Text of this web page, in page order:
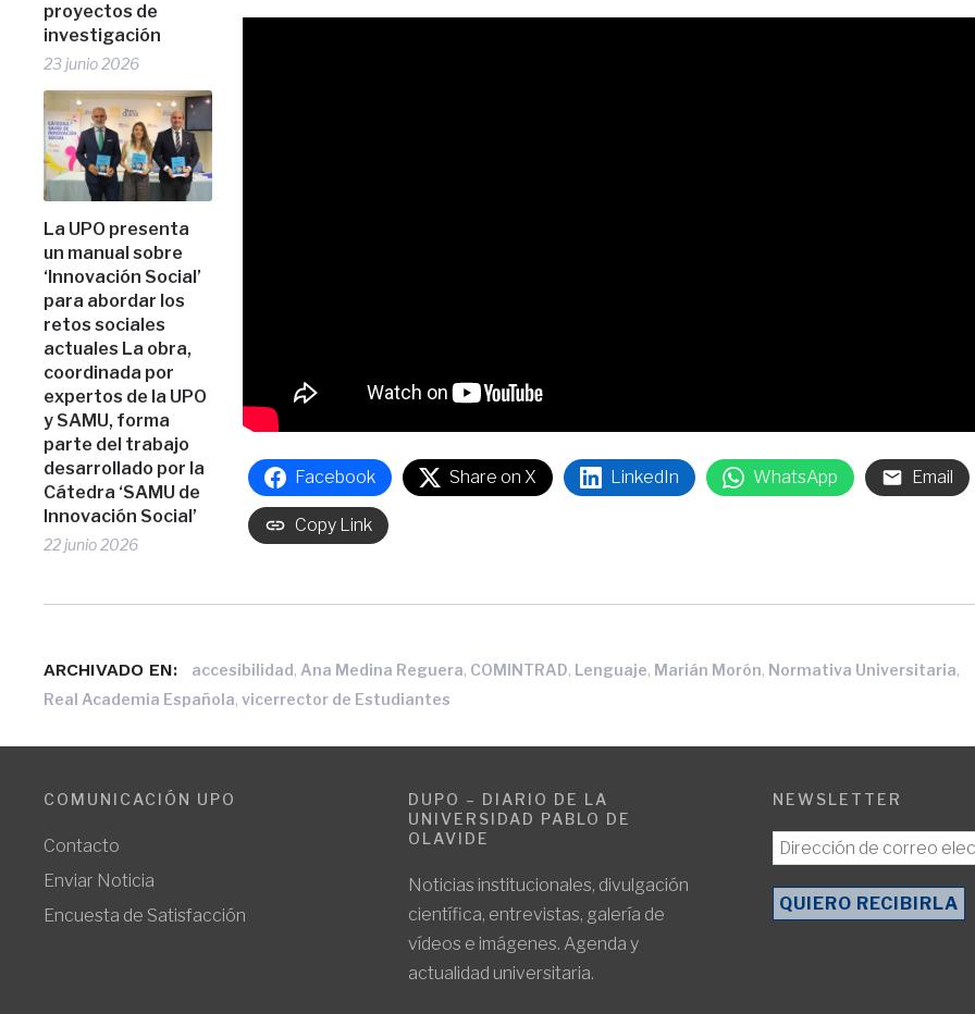
proyectos de
investigación
23 junio 2026
La UPO presenta
un manual sobre
‘Innovación Social’
para abordar los
retos sociales
actuales La obra,
coordinada por
expertos de la UPO
y SAMU, forma
parte del trabajo
desarrollado por la
Cátedra ‘SAMU de
Innovación Social’
22 junio 2026
Facebook Share on X LinkedIn WhatsApp Email
Copy Link
ARCHIVADO EN: accesibilidad,Ana Medina Reguera, COMINTRAD, Lenguaje, Marián Morón, Normativa Universitaria,
Real Academia Española,vicerrector de Estudiantes
COMUNICACIÓN UPO
Contacto
Enviar Noticia
Encuesta de Satisfacción
DUPO – DIARIO DE LA
UNIVERSIDAD PABLO DE
OLAVIDE
Noticias institucionales, divulgación
científica, entrevistas, galería de
vídeos e imágenes. Agenda y
actualidad universitaria.
NEWSLETTER